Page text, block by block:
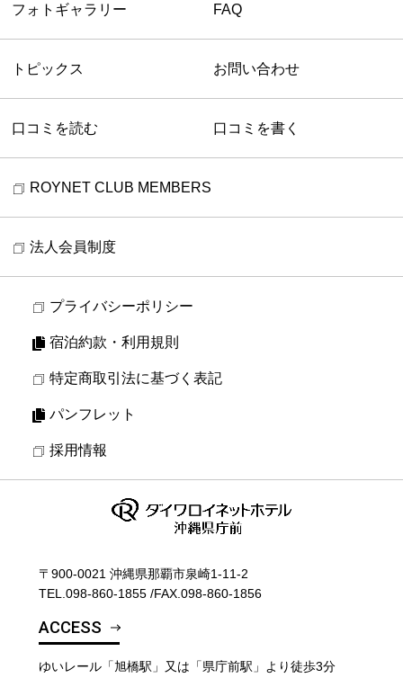
フォトギャラリー FAQ
トピックス お問い合わせ
口コミを読む 口コミを書く
ROYNET CLUB MEMBERS
法人会員制度
プライバシーポリシー
宿泊約款・利用規則
特定商取引法に基づく表記
パンフレット
採用情報
〒900-0021 沖縄県那覇市泉崎1-11-2
TEL. 098-860-1855 /FAX.098-860-1856
ACCESS
ゆいレール「旭橋駅」又は「県庁前駅」より徒歩3分